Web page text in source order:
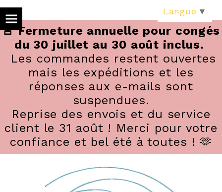
🚨 Fermeture annuelle pour congés
du 30 juillet au 30 août inclus.
Les commandes restent ouvertes
mais les expéditions et les
réponses aux e-mails sont
suspendues.
Reprise des envois et du service
client le 31 août ! Merci pour votre
confiance et bel été à toutes ! 🫶
Langue ▼